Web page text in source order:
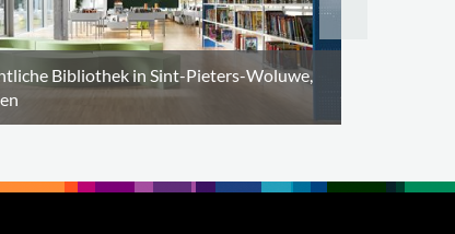
Bibliothek in Sint-Pieters-Woluwe,